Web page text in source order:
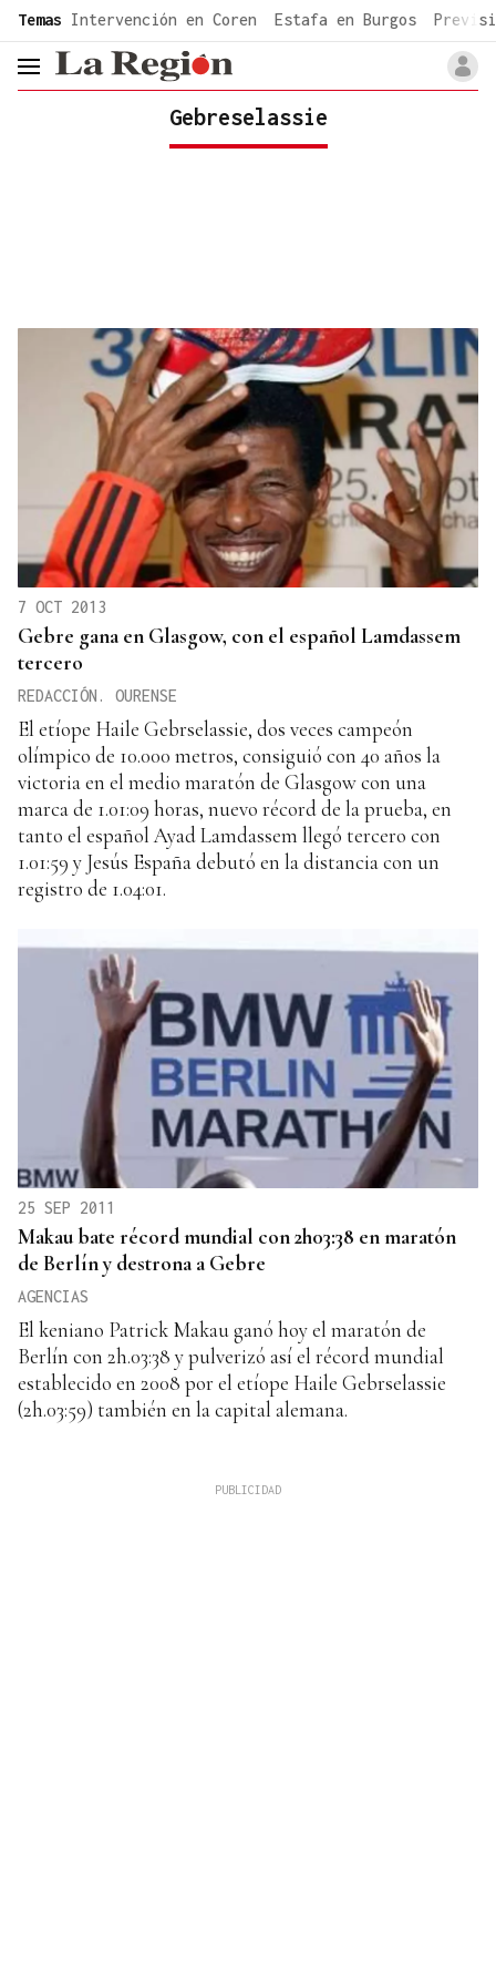
common.go-to-content
Temas Intervención en Coren Estafa en Burgos
header.menu.open
Gebreselassie
7 OCT 2013
Gebre gana en Glasgow, con el español Lamdassem
tercero
REDACCIÓN. OURENSE
El etíope Haile Gebrselassie, dos veces campeón
olímpico de 10.000 metros, consiguió con 40 años la
victoria en el medio maratón de Glasgow con una
marca de 1.01:09 horas, nuevo récord de la prueba, en
tanto el español Ayad Lamdassem llegó tercero con
1.01:59 y Jesús España debutó en la distancia con un
registro de 1.04:01.
25 SEP 2011
Makau bate récord mundial con 2h03:38 en maratón
de Berlín y destrona a Gebre
AGENCIAS
El keniano Patrick Makau ganó hoy el maratón de
Berlín con 2h.03:38 y pulverizó así el récord mundial
establecido en 2008 por el etíope Haile Gebrselassie
(2h.03:59) también en la capital alemana.